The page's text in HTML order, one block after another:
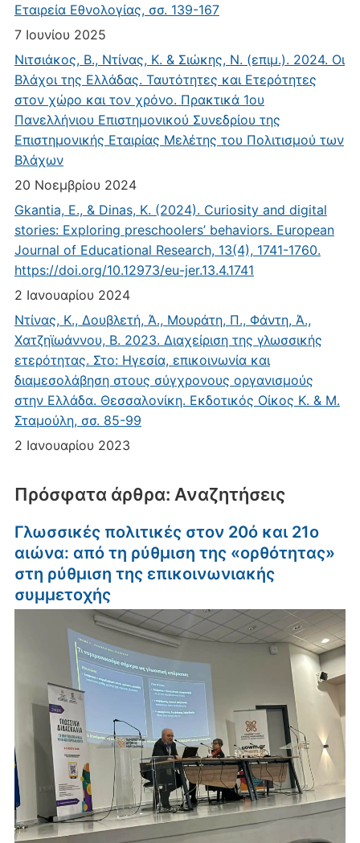
Εταιρεία Εθνολογίας, σσ. 139-167
7 Ιουνίου 2025
Νιτσιάκος, Β., Ντίνας, Κ. & Σιώκης, Ν. (επιμ.). 2024. Οι
Βλάχοι της Ελλάδας. Ταυτότητες και Ετερότητες
στον χώρο και τον χρόνο. Πρακτικά 1ου
Πανελλήνιου Επιστημονικού Συνεδρίου της
Επιστημονικής Εταιρίας Μελέτης του Πολιτισμού των
Βλάχων
20 Νοεμβρίου 2024
Gkantia, E., & Dinas, K. (2024). Curiosity and digital
stories: Exploring preschoolers’ behaviors. European
Journal of Educational Research, 13(4), 1741-1760.
https://doi.org/10.12973/eu-jer.13.4.1741
2 Ιανουαρίου 2024
Ντίνας, Κ., Δουβλετή, Ά., Μουράτη, Π., Φάντη, Ά.,
Χατζηϊωάννου, Β. 2023. Διαχείριση της γλωσσικής
ετερότητας. Στο: Ηγεσία, επικοινωνία και
διαμεσολάβηση στους σύγχρονους οργανισμούς
στην Ελλάδα. Θεσσαλονίκη. Εκδοτικός Οίκος Κ. & Μ.
Σταμούλη, σσ. 85-99
2 Ιανουαρίου 2023
Πρόσφατα άρθρα: Αναζητήσεις
Γλωσσικές πολιτικές στον 20ό και 21ο
αιώνα: από τη ρύθμιση της «ορθότητας»
στη ρύθμιση της επικοινωνιακής
συμμετοχής